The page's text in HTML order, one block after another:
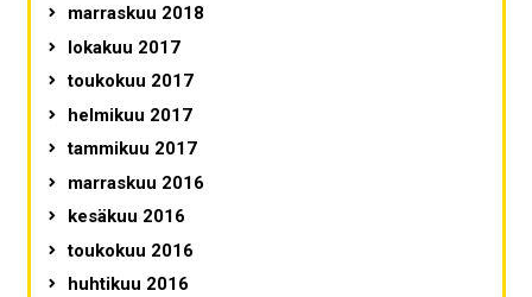
marraskuu 2018
lokakuu 2017
toukokuu 2017
helmikuu 2017
tammikuu 2017
marraskuu 2016
kesäkuu 2016
toukokuu 2016
huhtikuu 2016